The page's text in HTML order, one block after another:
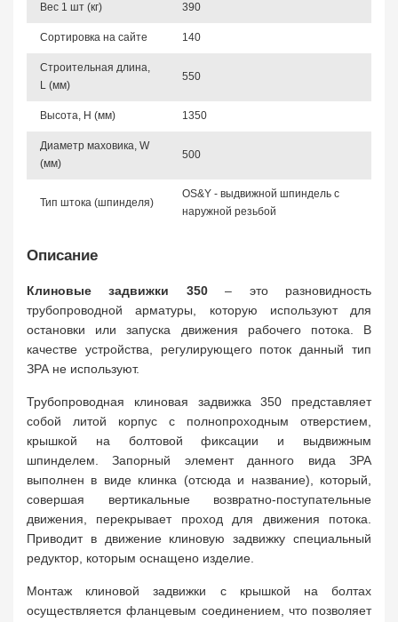
Вес 1 шт (кг) 390
Сортировка на сайте 140
Строительная длина,
L (мм)
550
Высота, Н (мм) 1350
Диаметр маховика, W
(мм)
500
Тип штока (шпинделя)
OS&Y - выдвижной шпиндель с
наружной резьбой
Описание
Клиновые задвижки 350– это разновидность
трубопроводной арматуры, которую используют для
остановки или запуска движения рабочего потока. В
качестве устройства, регулирующего поток данный тип
ЗРА не используют.
Трубопроводная клиновая задвижка 350 представляет
собой литой корпус с полнопроходным отверстием,
крышкой на болтовой фиксации и выдвижным
шпинделем. Запорный элемент данного вида ЗРА
выполнен в виде клинка (отсюда и название), который,
совершая вертикальные возвратно-поступательные
движения, перекрывает проход для движения потока.
Приводит в движение клиновую задвижку специальный
редуктор, которым оснащено изделие.
Монтаж клиновой задвижки с крышкой на болтах
осуществляется фланцевым соединением, что позволяет